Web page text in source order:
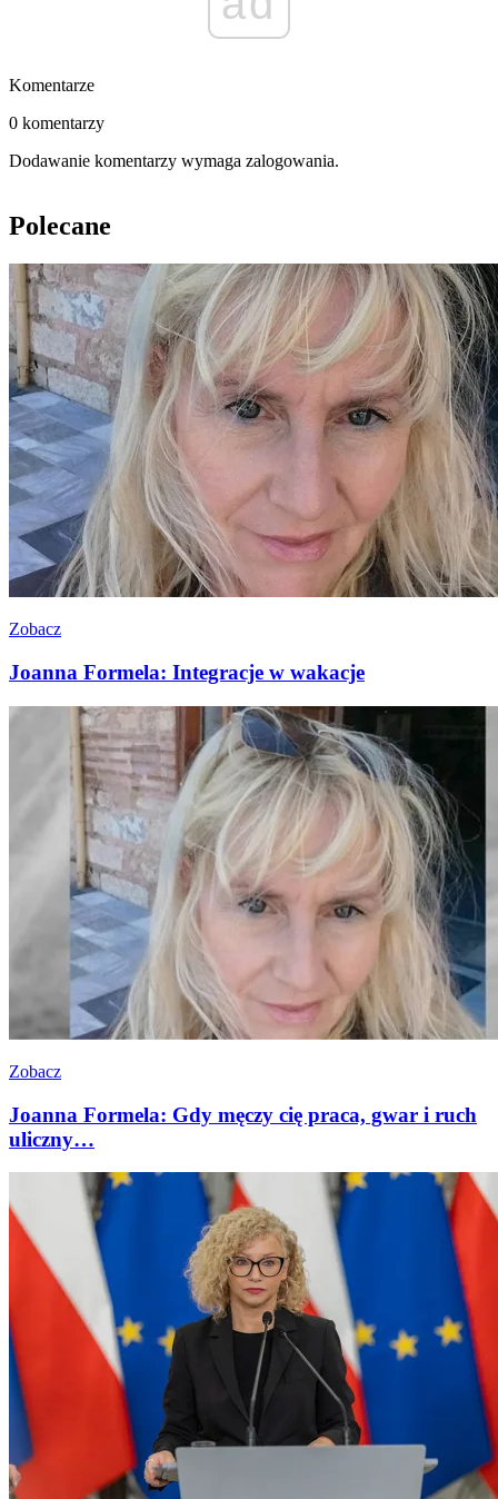
Komentarze
0 komentarzy
Dodawanie komentarzy wymaga zalogowania.
Polecane
Zobacz
Joanna Formela: Integracje w wakacje
Zobacz
Joanna Formela: Gdy męczy cię praca, gwar i ruch
uliczny…